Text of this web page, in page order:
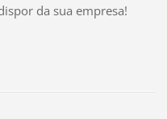
da sua empresa!